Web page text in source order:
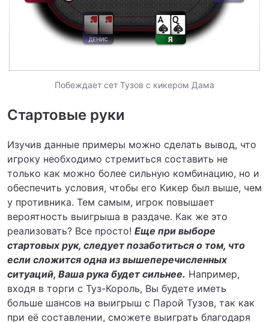
Побеждает сет Тузов с кикером Дама
Стартовые руки
Изучив данные примеры можно сделать вывод, что
игроку необходимо стремиться составить не
только как можно более сильную комбинацию, но и
обеспечить условия, чтобы его Кикер был выше, чем
у противника. Тем самым, игрок повышает
вероятность выигрыша в раздаче. Как же это
реализовать? Все просто! Еще при выборе
стартовых рук, следует позаботиться о том, что
если сложится одна из вышеперечисленных
ситуаций, Ваша рука будет сильнее. Например,
входя в торги с Туз-Король, Вы будете иметь
больше шансов на выигрыш с Парой Тузов, так как
при её составлении, сможете выиграть благодаря